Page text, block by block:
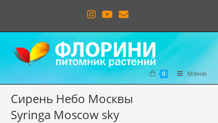
0 Меню
Сирень Небо Москвы
Syringa Moscow sky